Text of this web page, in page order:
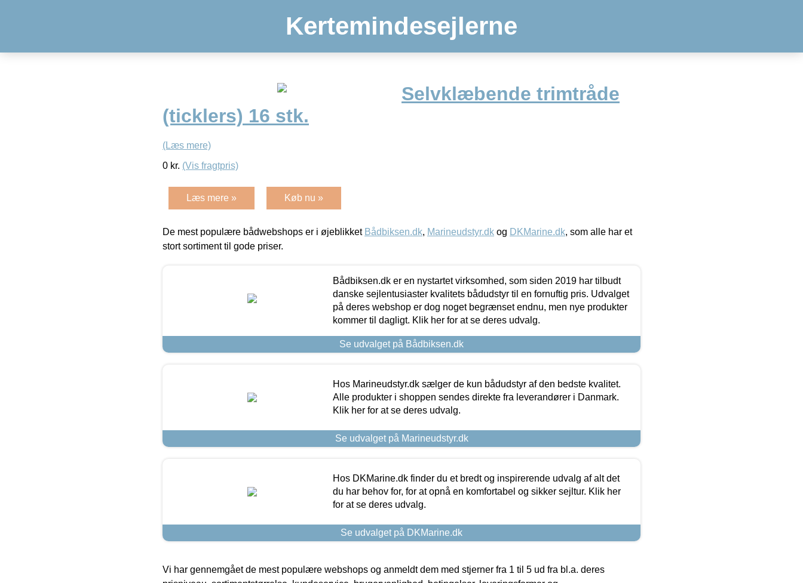
Kertemindesejlerne
Selvklæbende trimtråde
(ticklers) 16 stk.
(Læs mere)
0 kr. (Vis fragtpris)
Læs mere » Køb nu »
De mest populære bådwebshops er i øjeblikket Bådbiksen.dk, Marineudstyr.dk og DKMarine.dk, som alle har et
stort sortiment til gode priser.
Bådbiksen.dk er en nystartet virksomhed, som siden 2019 har tilbudt
danske sejlentusiaster kvalitets bådudstyr til en fornuftig pris. Udvalget
på deres webshop er dog noget begrænset endnu, men nye produkter
kommer til dagligt. Klik her for at se deres udvalg.
Se udvalget på Bådbiksen.dk
Hos Marineudstyr.dk sælger de kun bådudstyr af den bedste kvalitet.
Alle produkter i shoppen sendes direkte fra leverandører i Danmark.
Klik her for at se deres udvalg.
Se udvalget på Marineudstyr.dk
Hos DKMarine.dk finder du et bredt og inspirerende udvalg af alt det
du har behov for, for at opnå en komfortabel og sikker sejltur. Klik her
for at se deres udvalg.
Se udvalget på DKMarine.dk
Vi har gennemgået de mest populære webshops og anmeldt dem med stjerner fra 1 til 5 ud fra bl.a. deres